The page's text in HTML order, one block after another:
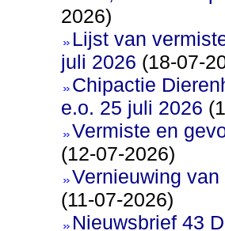
2026)
Lijst van
juli 2026 (18-07-
Chipactie
e.o. 25 juli 2026
Vermiste en
(12-07-2026)
Vernieuwing
(11-07-2026)
Nieuwsbrief 43